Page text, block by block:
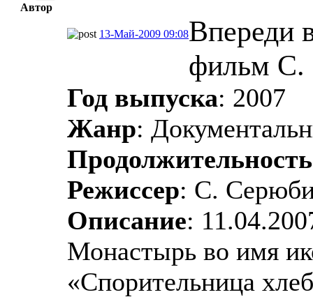
Автор
13-Май-2009 09:08Впереди
фильм С.
Год выпуска: 2007
Жанр:
Продолжительность
Режиссер: С.
Описание:
Монастырь во имя
«Спорительница